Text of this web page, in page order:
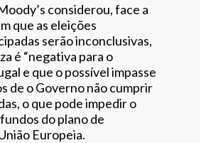
considerou, face a
que as eleições
serão inconclusivas,
é “negativa para o
e que o possível impasse
de o Governo não cumprir
o que pode impedir o
do plano de
Europeia.